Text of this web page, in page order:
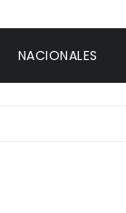
NACIONALES